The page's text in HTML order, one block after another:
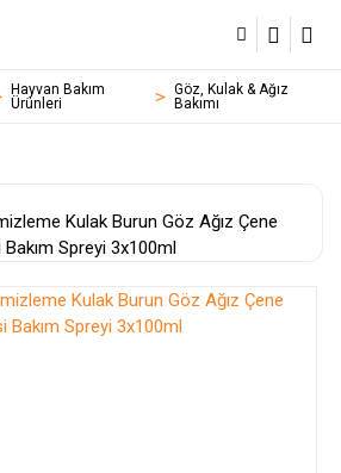
Hayvan Bakım
Ürünleri
Göz, Kulak & Ağız
Bakımı